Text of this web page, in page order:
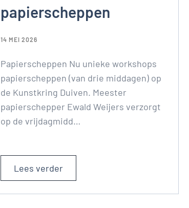
papierscheppen
14 MEI 2026
Papierscheppen Nu unieke workshops
papierscheppen (van drie middagen) op
de Kunstkring Duiven. Meester
papierschepper Ewald Weijers verzorgt
op de vrijdagmidd…
Lees verder